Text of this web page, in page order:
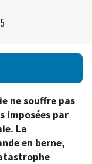
ne souffre pas
imposées par
La
en berne,